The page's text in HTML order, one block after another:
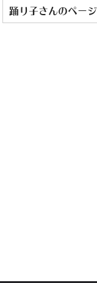
踊り子さんのページ